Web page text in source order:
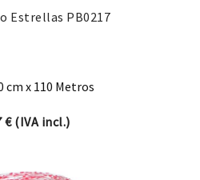
Estrellas PB0217
cm x 110 Metros
€(IVA incl.)